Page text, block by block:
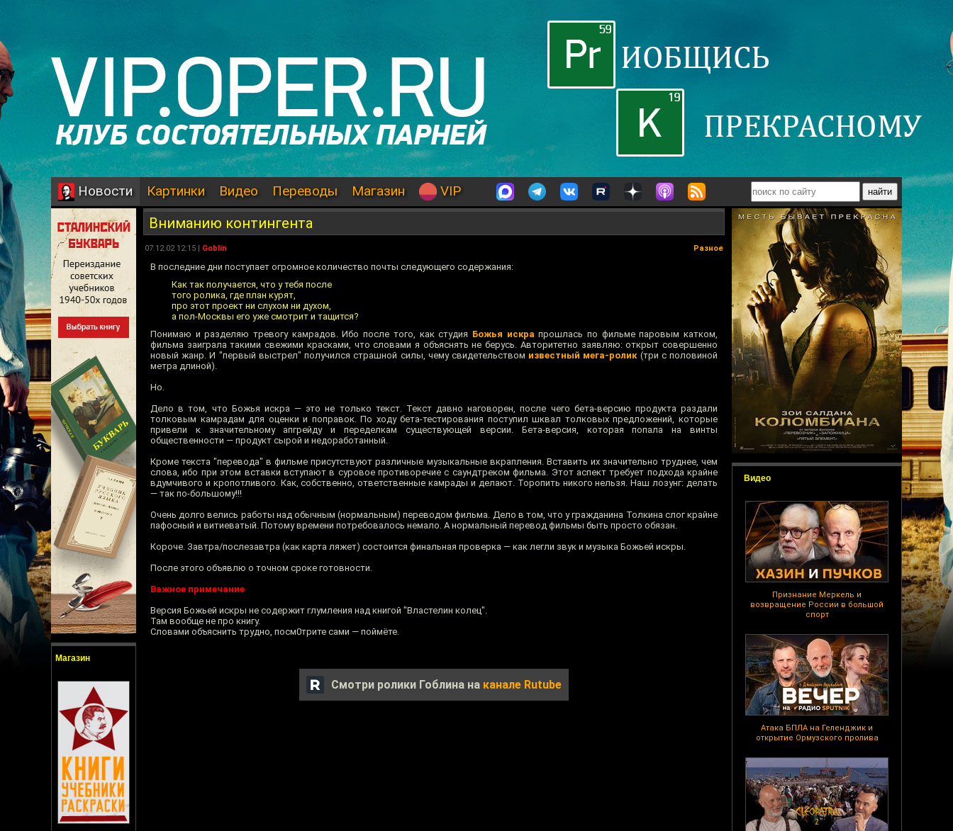
Новости Картинки Видео Переводы Магазин VIP
Магазин
Видео
Признание Меркель и
возвращение России в большой
спорт
Атака БПЛА на Геленджик и
открытие Ормузского пролива
Вниманию контингента
07.12.02 12:15 | Goblin Разное
В последние дни поступает огромное количество почты следующего содержания:
Как так получается, что у тебя после
того ролика, где план курят,
про этот проект ни слухом ни духом,
а пол-Москвы его уже смотрит и тащится?
Понимаю и разделяю тревогу камрадов. Ибо после того, как студия Божья искра прошлась по фильме паровым катком,
фильма заиграла такими свежими красками, что словами я объяснять не берусь. Авторитетно заявляю: открыт совершенно
новый жанр. И "первый выстрел" получился страшной силы, чему свидетельством известный мега-ролик(три с половиной
метра длиной).
Но.
Дело в том, что Божья искра — это не только текст. Текст давно наговорен, после чего бета-версию продукта раздали
толковым камрадам для оценки и поправок. По ходу бета-тестирования поступил шквал толковых предложений, которые
привели к значительному апгрейду и переделкам существующей версии. Бета-версия, которая попала на винты
общественности — продукт сырой и недоработанный.
Кроме текста "перевода" в фильме присутствуют различные музыкальные вкрапления. Вставить их значительно труднее, чем
слова, ибо при этом вставки вступают в суровое противоречие с саундтреком фильма. Этот аспект требует подхода крайне
вдумчивого и кропотливого. Как, собственно, ответственные камрады и делают. Торопить никого нельзя. Наш лозунг: делать
— так по-большому!!!
Очень долго велись работы над обычным (нормальным) переводом фильма. Дело в том, что у гражданина Толкина слог крайне
пафосный и витиеватый. Потому времени потребовалось немало. А нормальный перевод фильмы быть просто обязан.
Короче. Завтра/послезавтра (как карта ляжет) состоится финальная проверка — как легли звук и музыка Божьей искры.
После этого объявлю о точном сроке готовности.
Важное примечание
Версия Божьей искры не содержит глумления над книгой "Властелин колец".
Там вообще не про книгу.
Словами объяснить трудно, посм0трите сами — поймёте.
Смотри ролики Гоблина на канале Rutube